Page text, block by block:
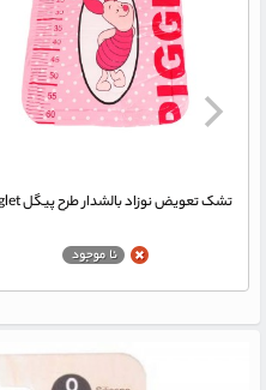
تشک تعویض نوزاد بالشدار طرح پیگل pigglet